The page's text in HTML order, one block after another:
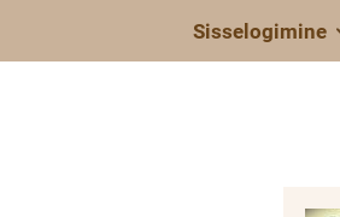
Sisselogimine